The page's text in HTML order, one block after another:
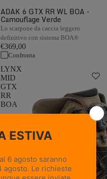
ADAK 6 GTX RR WL BOA -
Camouflage Verde
Lo scarpone da caccia leggero
definitivo con sistema BOA®
€369,00
Confronta
LYNX
MID
GTX
RR
BOA
-